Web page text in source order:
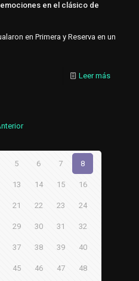
en el clásico de
en Primera y Reserva en un
Leer más
5 6 7 8
13 14 15 16
21 22 23 24
29 30 31 32
37 38 39 40
45 46 47 48